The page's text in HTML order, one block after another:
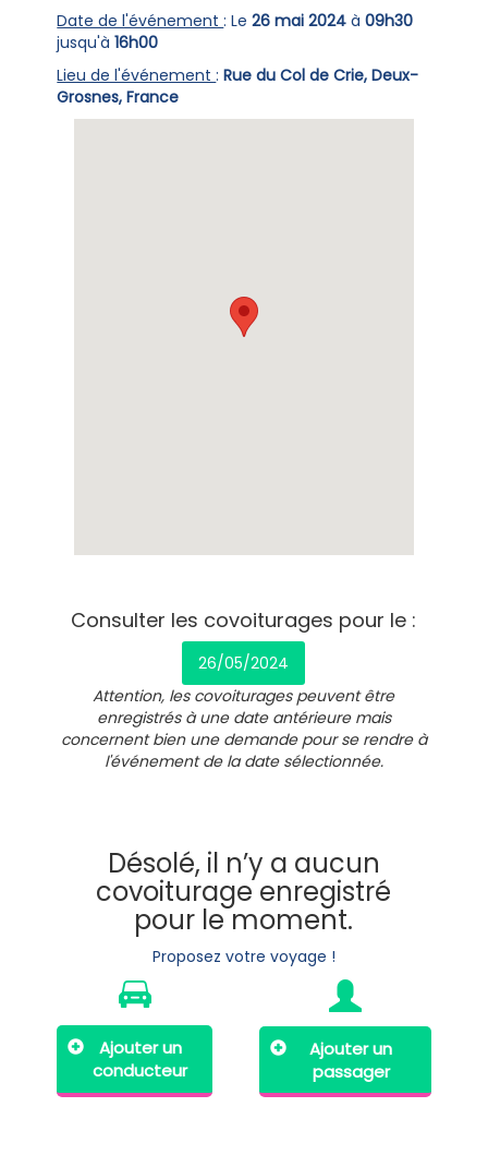
Date de l'événement: Le26 mai 2024 à09h30
jusqu'à16h00
Lieu de l'événement:Rue du Col de Crie, Deux-
Grosnes, France
Consulter les covoiturages pour le :
26/05/2024
Attention, les covoiturages peuvent être
enregistrés à une date antérieure mais
concernent bien une demande pour se rendre à
l'événement de la date sélectionnée.
Désolé, il n’y a aucun
covoiturage enregistré
pour le moment.
Proposez votre voyage !
Ajouter un
conducteur
Ajouter un
passager